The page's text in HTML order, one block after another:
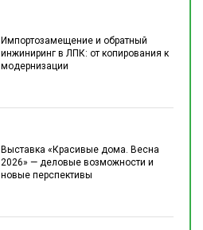
Импортозамещение и обратный
инжиниринг в ЛПК: от копирования к
модернизации
Выставка «Красивые дома. Весна
2026» — деловые возможности и
новые перспективы